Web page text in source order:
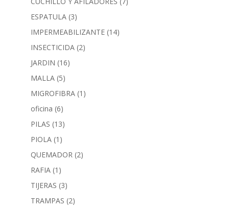
ESPATULA (3)
IMPERMEABILIZANTE (14)
INSECTICIDA (2)
JARDIN (16)
MALLA (5)
MIGROFIBRA (1)
oficina (6)
PILAS (13)
PIOLA (1)
QUEMADOR (2)
RAFIA (1)
TIJERAS (3)
TRAMPAS (2)